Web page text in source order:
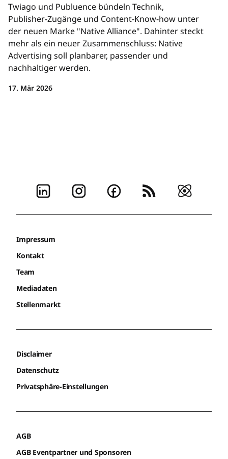
Twiago und Publuence bündeln Technik,
Publisher-Zugänge und Content-Know-how unter
der neuen Marke "Native Alliance". Dahinter steckt
mehr als ein neuer Zusammenschluss: Native
Advertising soll planbarer, passender und
nachhaltiger werden.
17. Mär 2026
Impressum
Kontakt
Team
Mediadaten
Stellenmarkt
Disclaimer
Datenschutz
Privatsphäre-Einstellungen
AGB
AGB Eventpartner und Sponsoren